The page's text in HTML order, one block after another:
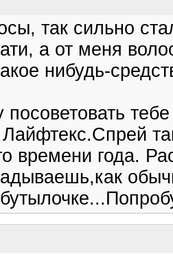
так сильно
а от меня
нибудь-
посоветовать
времени года.